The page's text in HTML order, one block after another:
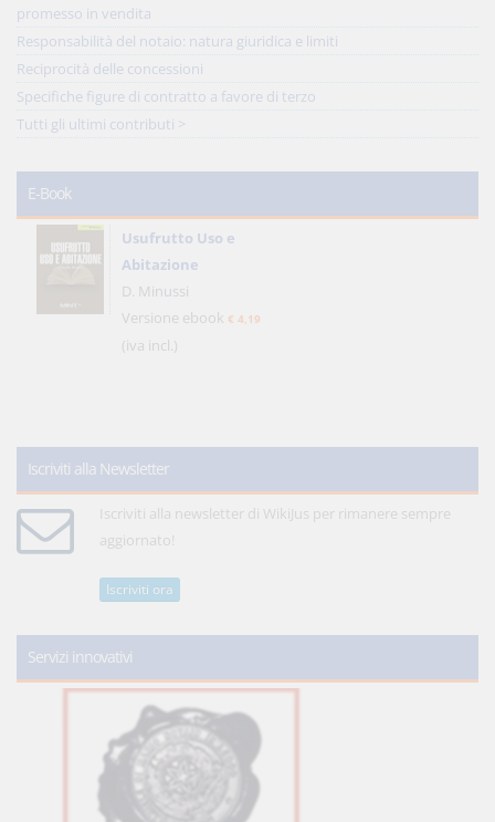
promesso in vendita
Responsabilità del notaio: natura giuridica e limiti
Reciprocità delle concessioni
Specifiche figure di contratto a favore di terzo
Tutti gli ultimi contributi >
E-Book
Usufrutto Uso e
Abitazione
D. Minussi
Versione ebook € 4,19
(iva incl.)
Iscriviti alla Newsletter
Iscriviti alla newsletter di WikiJus per rimanere sempre
aggiornato!
Iscriviti ora
Servizi innovativi